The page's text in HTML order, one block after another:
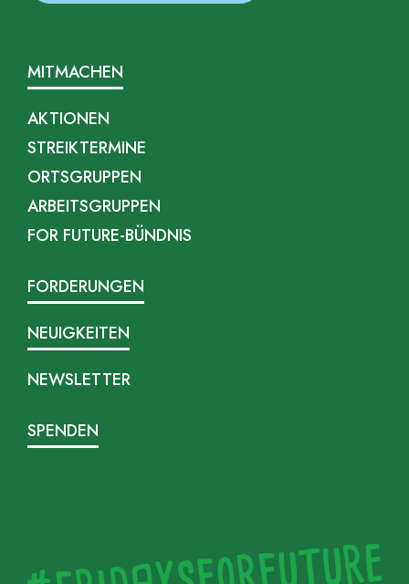
MITMACHEN
AKTIONEN
STREIKTERMINE
ORTSGRUPPEN
ARBEITSGRUPPEN
FOR FUTURE-BÜNDNIS
FORDERUNGEN
NEUIGKEITEN
NEWSLETTER
SPENDEN